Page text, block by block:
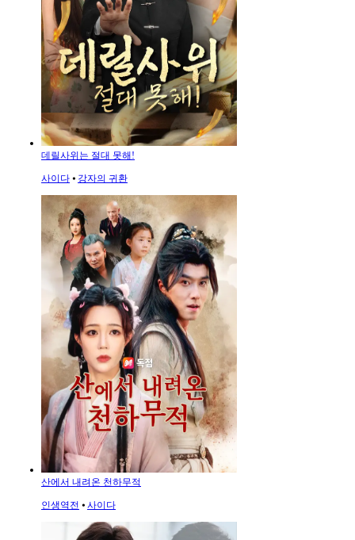
데릴사위는 절대 못해!
사이다 ⦁ 강자의 귀환
산에서 내려온 천하무적
인생역전 ⦁ 사이다